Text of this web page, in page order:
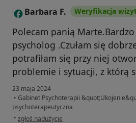
B Barbara F. Weryfikacja
Polecam panią
psycholog .Czułam się
potrafiłam się przy niej
problemie i sytuacji, z którą
23 maja 2024
• Gabinet Psychoterapii
psychoterapeutyczna
• w opinii użytkownika Barbara F.
zgłoś nadużycie